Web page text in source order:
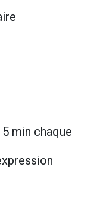
min chaque